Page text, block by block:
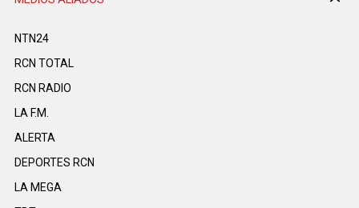
NTN24
RCN TOTAL
RCN RADIO
LA F.M.
ALERTA
DEPORTES RCN
LA MEGA